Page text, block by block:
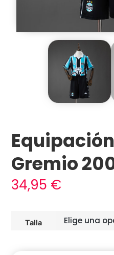
Gremio
34,95 €
Talla